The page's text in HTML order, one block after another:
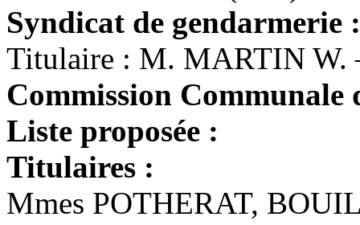
Syndicat de gendarmerie :
Titulaire : M. MARTIN W.
Commission
Liste proposée :
Titulaires :
Mmes POTHERAT,